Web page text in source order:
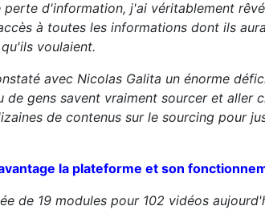
d'information, j'ai véritablement
à toutes les informations dont ils
voulaient.
avec Nicolas Galita un énorme
de gens savent vraiment sourcer et aller
de contenus sur le sourcing pour
la plateforme et son
de 19 modules pour 102 vidéos